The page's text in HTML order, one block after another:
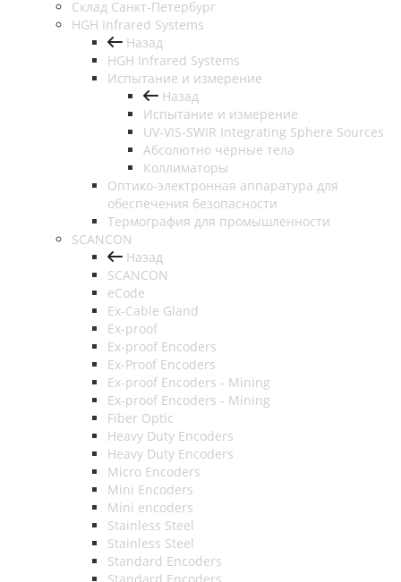
Cклад Санкт-Петербург
HGH Infrared Systems
Назад
HGH Infrared Systems
Испытание и измерение
Назад
Испытание и измерение
UV-VIS-SWIR Integrating Sphere Sources
Абсолютно чёрные тела
Коллиматоры
Оптико-электронная аппаратура для
обеспечения безопасности
Термография для промышленности
SCANCON
Назад
SCANCON
eCode
Ex-Cable Gland
Ex-proof
Ex-proof Encoders
Ex-Proof Encoders
Ex-proof Encoders - Mining
Ex-proof Encoders - Mining
Fiber Optic
Heavy Duty Encoders
Heavy Duty Encoders
Micro Encoders
Mini Encoders
Mini encoders
Stainless Steel
Stainless Steel
Standard Encoders